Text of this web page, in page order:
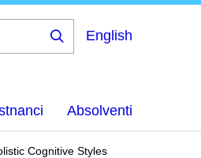
English
Absolventi
Cognitive Styles